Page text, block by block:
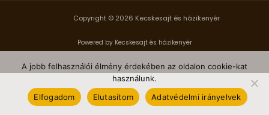
Copyright © 2026 Kecskesajt és házikenyér
Powered by Kecskesajt és házikenyér
A jobb felhasználói élmény érdekében az oldalon cookie-kat
használunk.
Elfogadom
Elutasítom Adatvédelmi irányelvek